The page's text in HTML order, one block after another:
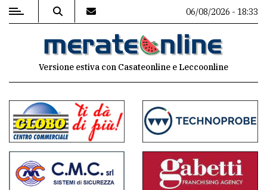
MENU
commenti
Contenuti
del
sito
06/08/2026 - 18:33
Versione estiva con Casateonline e Leccoonline